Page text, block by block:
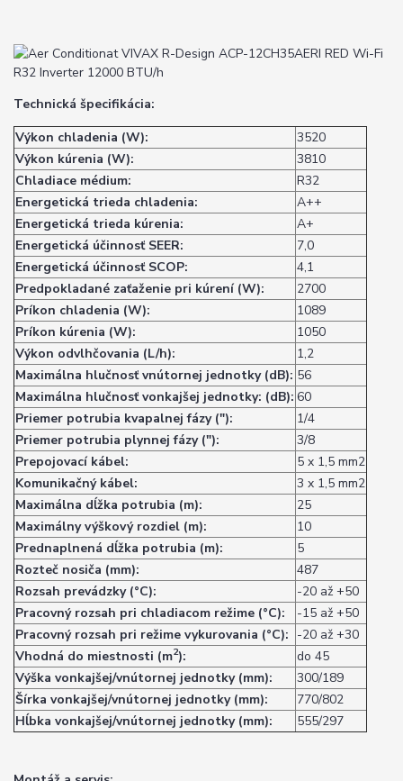
Technická špecifikácia:
Výkon chladenia (W):
3520
Výkon kúrenia (W):
3810
Chladiace médium:
R32
Energetická trieda chladenia:
A++
Energetická trieda kúrenia:
A+
Energetická účinnosť SEER:
7,0
Energetická účinnosť SCOP:
4,1
Predpokladané zaťaženie pri kúrení (W):
2700
Príkon chladenia (W):
1089
Príkon kúrenia (W):
1050
Výkon odvlhčovania (L/h):
1,2
Maximálna hlučnosť vnútornej jednotky (dB): 56
Maximálna hlučnosť vonkajšej jednotky: (dB): 60
Priemer potrubia kvapalnej fázy ("):
1/4
Priemer potrubia plynnej fázy ("):
3/8
Prepojovací kábel:
5 x 1,5 mm2
Komunikačný kábel:
3 x 1,5 mm2
Maximálna dĺžka potrubia (m):
25
Maximálny výškový rozdiel (m):
10
Prednaplnená dĺžka potrubia (m):
5
Rozteč nosiča (mm):
487
Rozsah prevádzky (°C):
-20 až +50
Pracovný rozsah pri chladiacom režime (°C):
-15 až +50
Pracovný rozsah pri režime vykurovania (°C): -20 až +30
Vhodná do miestnosti (m2):
do 45
Výška vonkajšej/vnútornej jednotky (mm):
300/189
Šírka vonkajšej/vnútornej jednotky (mm):
770/802
Hĺbka vonkajšej/vnútornej jednotky (mm):
555/297